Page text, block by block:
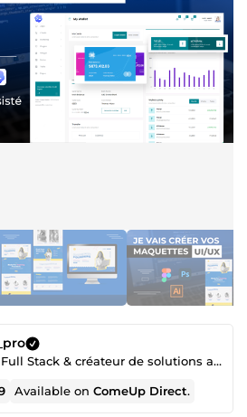
Développeur Full Stack & créateur de solutions avec l'IA
Available onComeUp Direct.